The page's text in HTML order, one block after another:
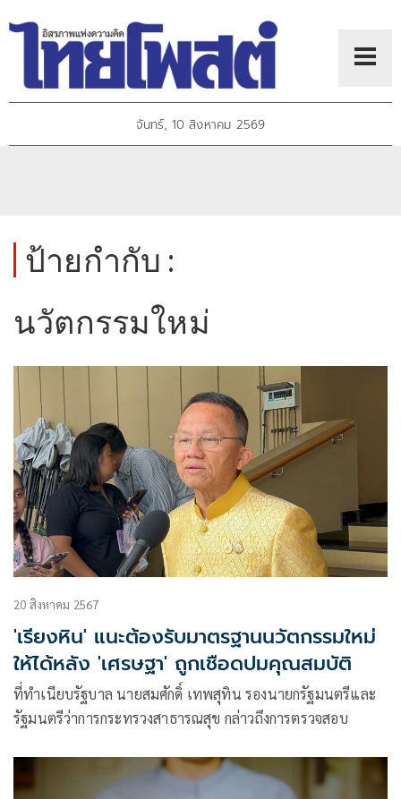
จันทร์, 10 สิงหาคม 2569
ป้ายกำกับ :
นวัตกรรมใหม่
20 สิงหาคม 2567
'เรียงหิน' แนะต้องรับมาตรฐานนวัตกรรมใหม่
ให้ได้หลัง 'เศรษฐา' ถูกเชือดปมคุณสมบัติ
ที่ทำเนียบรัฐบาล นายสมศักดิ์ เทพสุทิน รองนายกรัฐมนตรีและ
รัฐมนตรีว่าการกระทรวงสาธารณสุข กล่าวถึงการตรวจสอบ